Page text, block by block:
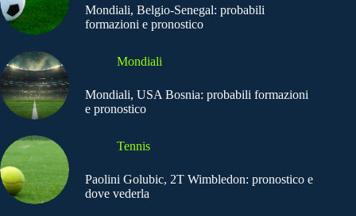
Mondiali, Belgio-Senegal: probabili
formazioni e pronostico
Mondiali
Mondiali, USA Bosnia: probabili formazioni
e pronostico
Tennis
Paolini Golubic, 2T Wimbledon: pronostico e
dove vederla